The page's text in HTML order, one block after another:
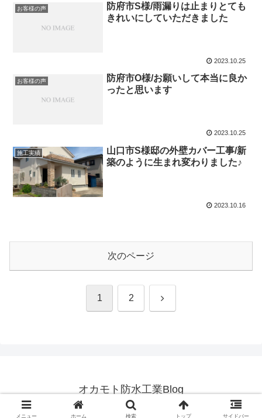
お客様の声
防府市S様/雨漏りは止まりとても
きれいにしていただきました
2023.10.25
お客様の声
防府市O様/お願いして本当に良か
ったと思います
2023.10.25
施工実績
山口市S様邸の外壁カバー工事/新
築のように生まれ変わりました♪
2023.10.16
次のページ
1 2 次
オカモト防水工業Blog
© 2022 オカモト防水工業Blog.
メニュー ホーム 検索 トップ サイドバー